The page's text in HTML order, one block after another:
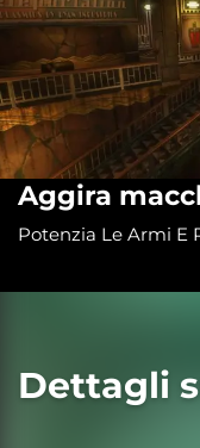
Aggira
Potenzia Le Armi E
Dettagli